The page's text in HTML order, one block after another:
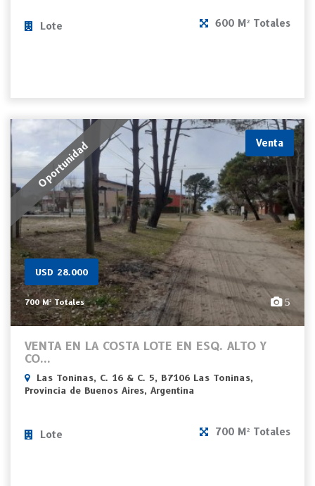
Lote 600 M² Totales
Oportunidad Venta
USD 28.000
700 M² Totales 5
VENTA EN LA COSTA LOTE EN ESQ. ALTO Y
CO...
Las Toninas, C. 16 & C. 5, B7106 Las Toninas,
Provincia de Buenos Aires, Argentina
Lote 700 M² Totales